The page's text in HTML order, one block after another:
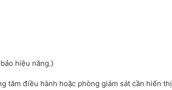
hiệu năng.)
tâm điều hành hoặc phòng giám sát cần hiển